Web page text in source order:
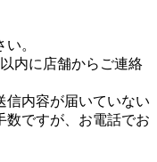
。
内に店舗からご連絡
信内容が届いていない
数ですが、お電話でお